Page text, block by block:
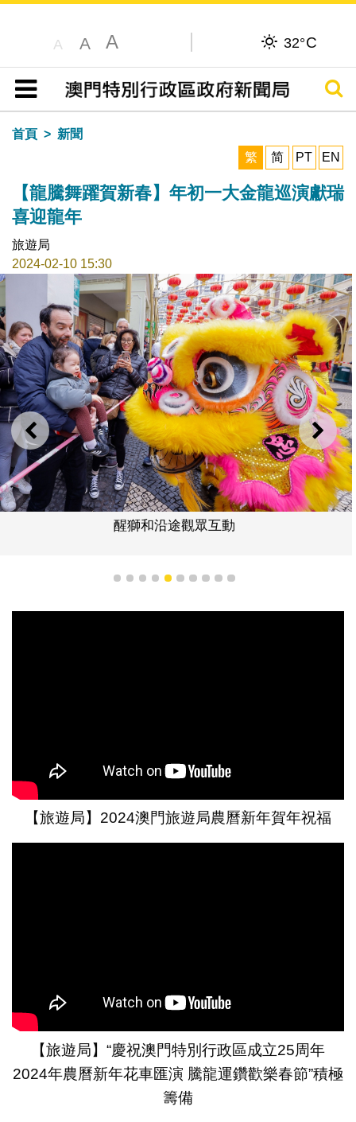
A A A 32°C
目錄
搜尋
首頁
新聞
繁
简 PT EN
【龍騰舞躍賀新春】年初一大金龍巡演獻瑞
喜迎龍年
旅遊局
2024-02-10 15:30
上一則 下一
醒獅和沿途觀眾互動
1 2 3 4 5 6 7 8 9 10
【旅遊局】2024澳門旅遊局農曆新年賀年祝福
【旅遊局】“慶祝澳門特別行政區成立25周年
2024年農曆新年花車匯演 騰龍運鑽歡樂春節”積極
籌備